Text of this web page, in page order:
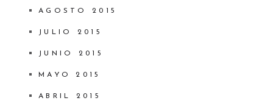
AGOSTO 2015
JULIO 2015
JUNIO 2015
MAYO 2015
ABRIL 2015